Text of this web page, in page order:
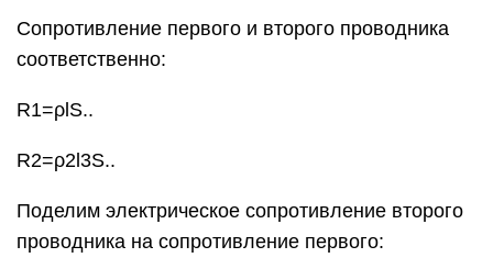
Сопротивление первого и второго проводника
соответственно:
R1=ρlS..
R2=ρ2l3S..
Поделим электрическое сопротивление второго
проводника на сопротивление первого: